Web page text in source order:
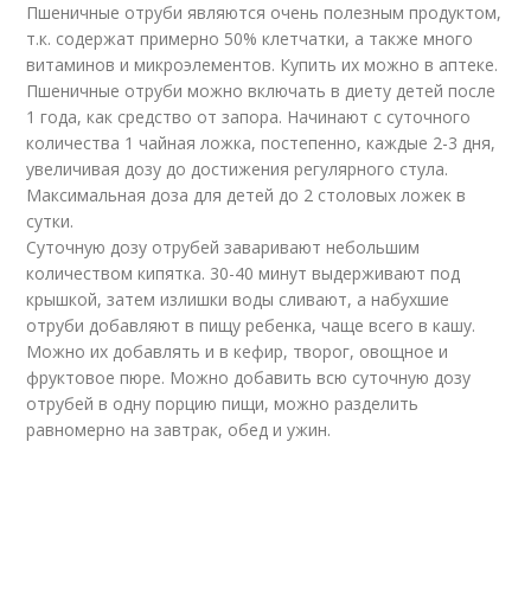
Пшеничные отруби являются очень полезным продуктом,
т.к. содержат примерно 50% клетчатки, а также много
витаминов и микроэлементов. Купить их можно в аптеке.
Пшеничные отруби можно включать в диету детей после
1 года, как средство от запора. Начинают с суточного
количества 1 чайная ложка, постепенно, каждые 2-3 дня,
увеличивая дозу до достижения регулярного стула.
Максимальная доза для детей до 2 столовых ложек в
сутки.
Суточную дозу отрубей заваривают небольшим
количеством кипятка. 30-40 минут выдерживают под
крышкой, затем излишки воды сливают, а набухшие
отруби добавляют в пищу ребенка, чаще всего в кашу.
Можно их добавлять и в кефир, творог, овощное и
фруктовое пюре. Можно добавить всю суточную дозу
отрубей в одну порцию пищи, можно разделить
равномерно на завтрак, обед и ужин.